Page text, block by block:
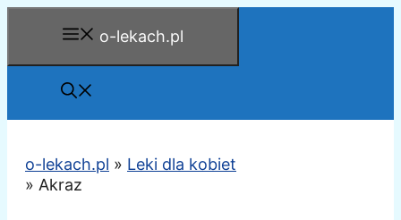
o-lekach.pl
o-lekach.pl » Leki dla kobiet
» Akraz